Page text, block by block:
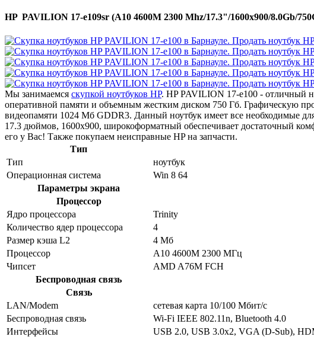
HP PAVILION 17-e109sr (A10 4600M 2300 Mhz/17.3"/1600x900/8.0Gb/
Мы занимаемся скупкой ноутбуков HP. HP PAVILION 17-e100 - отличный
оперативной памяти и объемным жестким диском 750 Гб. Графическую
видеопамяти 1024 Мб GDDR3. Данный ноутбук имеет все необходимые
17.3 дюймов, 1600x900, широкоформатный обеспечивает достаточный
его у Вас! Также покупаем неисправные HP на запчасти.
Тип
Тип
ноутбук
Операционная система
Win 8 64
Параметры экрана
Процессор
Ядро процессора
Trinity
Количество ядер процессора
4
Размер кэша L2
4 Мб
Процессор
A10 4600M 2300 МГц
Чипсет
AMD A76M FCH
Беспроводная связь
Связь
LAN/Modem
сетевая карта 10/100 Мбит/c
Беспроводная связь
Wi-Fi IEEE 802.11n, Bluetooth 4.0
Интерфейсы
USB 2.0, USB 3.0x2, VGA (D-Sub),